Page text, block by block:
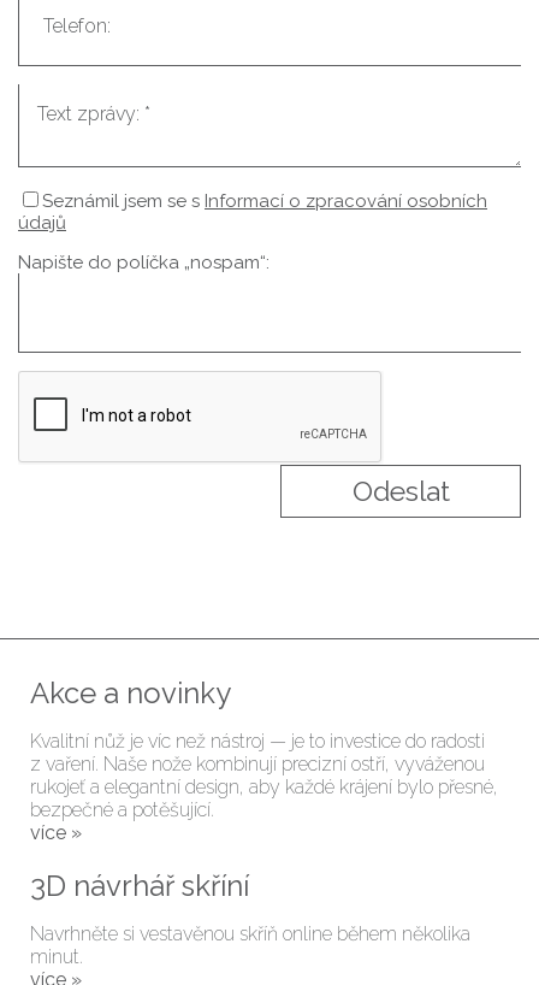
Seznámil jsem se s Informací o zpracování osobních
údajů
Napište do políčka „nospam“:
Akce a novinky
Kvalitní nůž je víc než nástroj — je to investice do radosti
z vaření. Naše nože kombinují precizní ostří, vyváženou
rukojeť a elegantní design, aby každé krájení bylo přesné,
bezpečné a potěšující.
více »
3D návrhář skříní
Navrhněte si vestavěnou skříň online během několika
minut.
více »